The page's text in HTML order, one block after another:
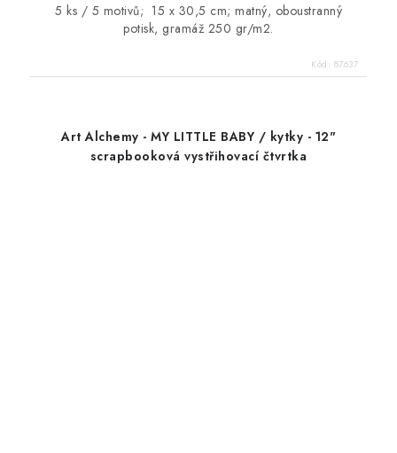
5 ks / 5 motivů; 15 x 30,5 cm; matný, oboustranný
potisk, gramáž 250 gr/m2.
Kód: 87637
Art Alchemy - MY LITTLE BABY / kytky - 12"
scrapbooková vystřihovací čtvrtka